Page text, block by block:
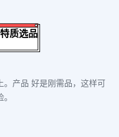
质选品
产品 好是刚需品，这样可